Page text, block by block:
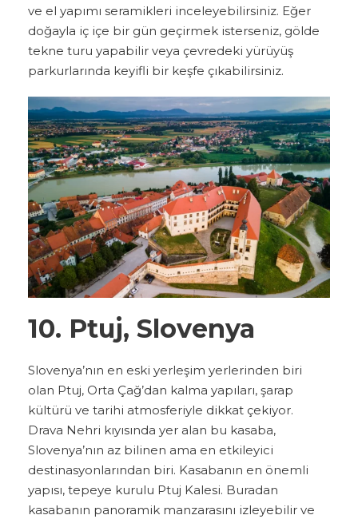
ve el yapımı seramikleri inceleyebilirsiniz. Eğer
doğayla iç içe bir gün geçirmek isterseniz, gölde
tekne turu yapabilir veya çevredeki yürüyüş
parkurlarında keyifli bir keşfe çıkabilirsiniz.
10. Ptuj, Slovenya
Slovenya’nın en eski yerleşim yerlerinden biri
olan Ptuj, Orta Çağ’dan kalma yapıları, şarap
kültürü ve tarihi atmosferiyle dikkat çekiyor.
Drava Nehri kıyısında yer alan bu kasaba,
Slovenya’nın az bilinen ama en etkileyici
destinasyonlarından biri. Kasabanın en önemli
yapısı, tepeye kurulu Ptuj Kalesi. Buradan
kasabanın panoramik manzarasını izleyebilir ve